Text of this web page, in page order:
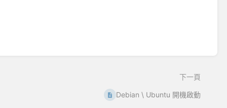
下一頁
Debian \ Ubuntu 開機啟動